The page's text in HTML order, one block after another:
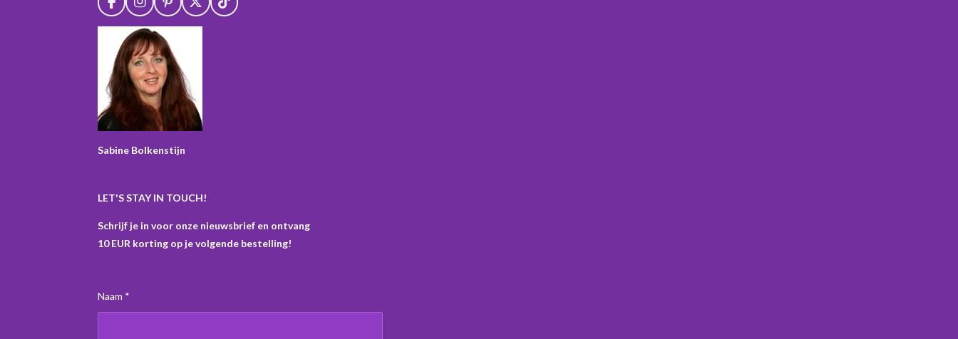
F
a
b
o
o
k
I
n
s
t
a
g
r
a
m
P
i
t
e
r
e
X
T
i
Sabine Bolkenstijn
LET'S STAY IN TOUCH!
Schrijf je in voor onze nieuwsbrief en ontvang
10 EUR korting op je volgende bestelling!
Naam *